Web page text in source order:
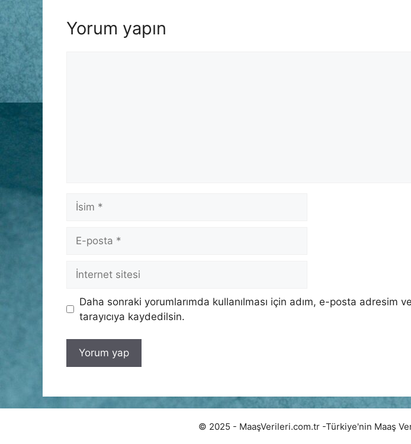
Yorum yapın
İsim
posta
İnternet
sitesi
Daha sonraki yorumlarımda kullanılması için adım, e-posta adresim
tarayıcıya kaydedilsin.
© 2025 - MaaşVerileri.com.tr -Türkiye'nin Maaş